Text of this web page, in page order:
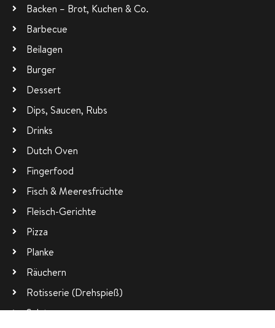
Backen – Brot, Kuchen & Co.
Barbecue
Beilagen
Burger
Dessert
Dips, Saucen, Rubs
Drinks
Dutch Oven
Fingerfood
Fisch & Meeresfrüchte
Fleisch-Gerichte
Pizza
Planke
Räuchern
Rotisserie (Drehspieß)
Salate